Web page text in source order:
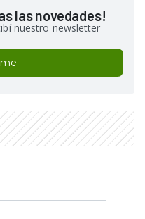
las novedades!
nuestro newsletter